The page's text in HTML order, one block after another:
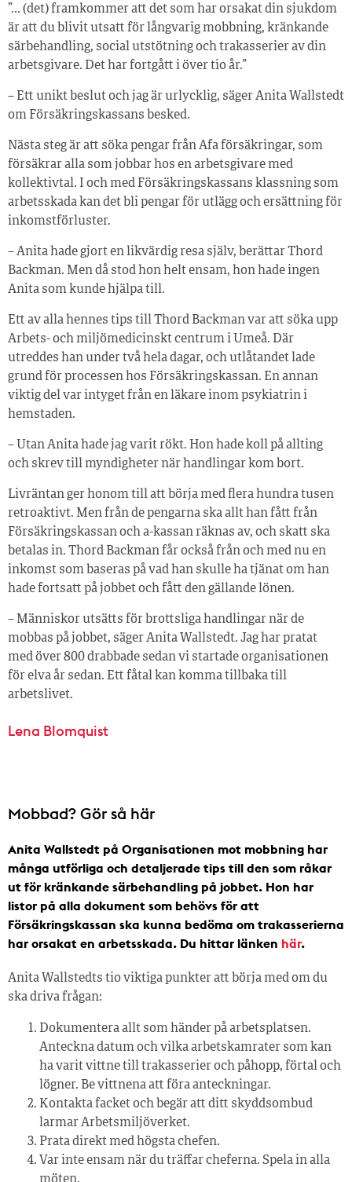
”… (det) framkommer att det som har orsakat din sjukdom
är att du blivit utsatt för långvarig mobbning, kränkande
särbehandling, social utstötning och trakasserier av din
arbetsgivare. Det har fortgått i över tio år.”
– Ett unikt beslut och jag är urlycklig, säger Anita Wallstedt
om Försäkringskassans besked.
Nästa steg är att söka pengar från Afa försäkringar, som
försäkrar alla som jobbar hos en arbetsgivare med
kollektivtal. I och med Försäkringskassans klassning som
arbetsskada kan det bli pengar för utlägg och ersättning för
inkomstförluster.
– Anita hade gjort en likvärdig resa själv, berättar Thord
Backman. Men då stod hon helt ensam, hon hade ingen
Anita som kunde hjälpa till.
Ett av alla hennes tips till Thord Backman var att söka upp
Arbets- och miljömedicinskt centrum i Umeå. Där
utreddes han under två hela dagar, och utlåtandet lade
grund för processen hos Försäkringskassan. En annan
viktig del var intyget från en läkare inom psykiatrin i
hemstaden.
– Utan Anita hade jag varit rökt. Hon hade koll på allting
och skrev till myndigheter när handlingar kom bort.
Livräntan ger honom till att börja med flera hundra tusen
retroaktivt. Men från de pengarna ska allt han fått från
Försäkringskassan och a-kassan räknas av, och skatt ska
betalas in. Thord Backman får också från och med nu en
inkomst som baseras på vad han skulle ha tjänat om han
hade fortsatt på jobbet och fått den gällande lönen.
– Människor utsätts för brottsliga handlingar när de
mobbas på jobbet, säger Anita Wallstedt. Jag har pratat
med över 800 drabbade sedan vi startade organisationen
för elva år sedan. Ett fåtal kan komma tillbaka till
arbetslivet.
Lena Blomquist
Mobbad? Gör så här
Anita Wallstedt på Organisationen mot mobbning har
många utförliga och detaljerade tips till den som råkar
ut för kränkande särbehandling på jobbet. Hon har
listor på alla dokument som behövs för att
Försäkringskassan ska kunna bedöma om trakasserierna
har orsakat en arbetsskada. Du hittar länken här.
Anita Wallstedts tio viktiga punkter att börja med om du
ska driva frågan:
Dokumentera allt som händer på arbetsplatsen.
Anteckna datum och vilka arbetskamrater som kan
ha varit vittne till trakasserier och påhopp, förtal och
lögner. Be vittnena att föra anteckningar.
Kontakta facket och begär att ditt skyddsombud
larmar Arbetsmiljöverket.
Prata direkt med högsta chefen.
Var inte ensam när du träffar cheferna. Spela in alla